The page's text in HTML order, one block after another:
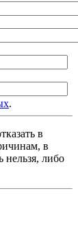
.
в
в
нельзя, либо